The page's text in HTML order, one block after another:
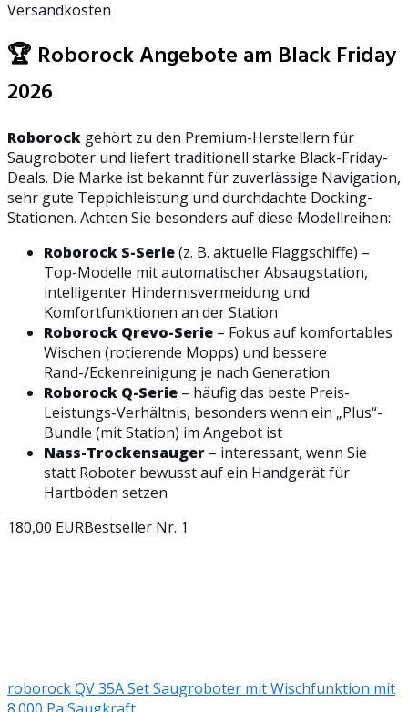
Versandkosten
🏆 Roborock Angebote am Black Friday
2026
Roborock gehört zu den Premium-Herstellern für
Saugroboter und liefert traditionell starke Black-Friday-
Deals. Die Marke ist bekannt für zuverlässige Navigation,
sehr gute Teppichleistung und durchdachte Docking-
Stationen. Achten Sie besonders auf diese Modellreihen:
Roborock S-Serie(z. B. aktuelle Flaggschiffe) –
Top-Modelle mit automatischer Absaugstation,
intelligenter Hindernisvermeidung und
Komfortfunktionen an der Station
Roborock Qrevo-Serie – Fokus auf komfortables
Wischen (rotierende Mopps) und bessere
Rand-/Eckenreinigung je nach Generation
Roborock Q-Serie – häufig das beste Preis-
Leistungs-Verhältnis, besonders wenn ein „Plus“-
Bundle (mit Station) im Angebot ist
Nass-Trockensauger – interessant, wenn Sie
statt Roboter bewusst auf ein Handgerät für
Hartböden setzen
180,00 EURBestseller Nr. 1
roborock QV 35A Set Saugroboter mit Wischfunktion mit